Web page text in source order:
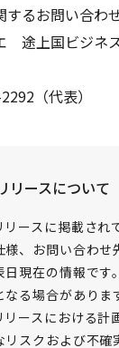
るお問い合わ
途上国ビジネ
（代表）
リースについて
リースに掲載され
様、お問い合わせ
日現在の情報です
なる場合がありま
リースにおける計
リスクおよび不確